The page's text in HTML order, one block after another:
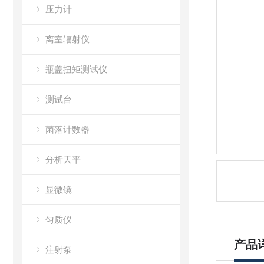
压力计
离室辐射仪
瓶盖扭矩测试仪
测试台
菌落计数器
分析天平
显微镜
匀质仪
注射泵 产品